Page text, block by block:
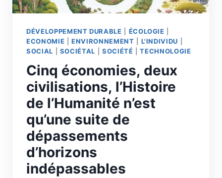
DÉVELOPPEMENT DURABLE ÉCOLOGIE
ECONOMIE |ENVIRONNEMENT L'INDIVIDU
SOCIAL
SOCIÉTAL SOCIÉTÉ |TECHNOLOGIE
Cinq économies, deux
civilisations, l’Histoire
de l’Humanité n’est
qu’une suite de
dépassements
d’horizons
indépassables